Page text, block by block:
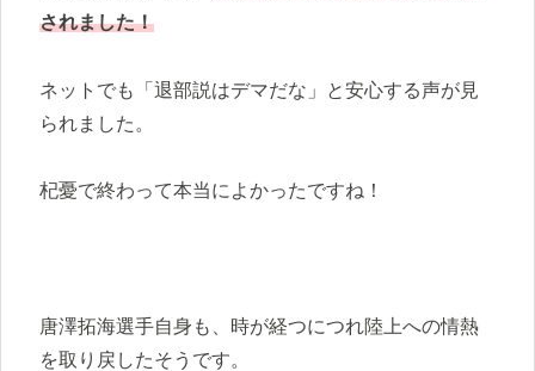
されました！
ネットでも「退部説はデマだな」と安心する声が見
られました。
杞憂で終わって本当によかったですね！
唐澤拓海選手自身も、時が経つにつれ陸上への情熱
を取り戻したそうです。